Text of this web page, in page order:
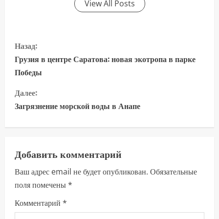
View All Posts
П
р
о
д
о
ж
и
т
Назад:
Грузия в центре Саратова: новая экотропа в парке
Победы
Далее:
Загрязнение морской воды в Анапе
Добавить комментарий
Ваш адрес email не будет опубликован. Обязательные
поля помечены*
Комментарий *